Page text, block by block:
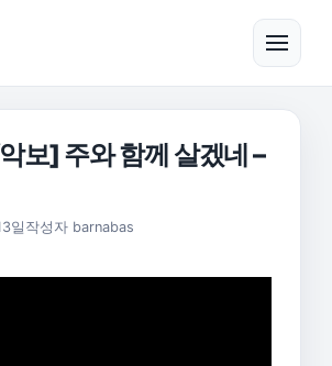
메뉴
보] 주와 함께 살겠네 –
일 2025년 11월 18일
작성자 barnabas